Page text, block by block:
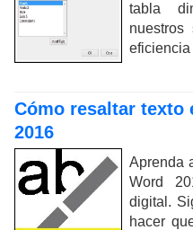
tabla
eficiencia
Cómo resaltar texto
2016
Aprenda
Word
digital.
hacer